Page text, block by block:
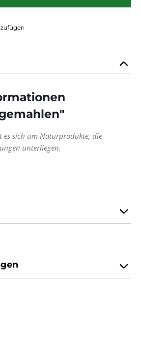
es sich um Naturprodukte, die
unterliegen.